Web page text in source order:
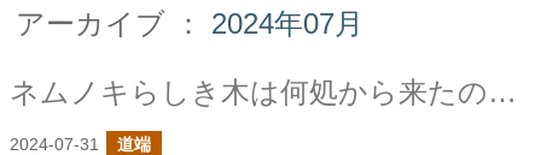
アーカイブ ： 2024年07月
ネムノキらしき木は何処から来たのか？
2024-07-31 道端